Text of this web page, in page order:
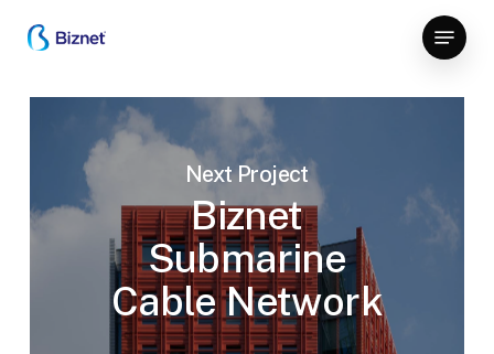
content
Menu
Next Project
Biznet
Submarine
Cable Network
Menu